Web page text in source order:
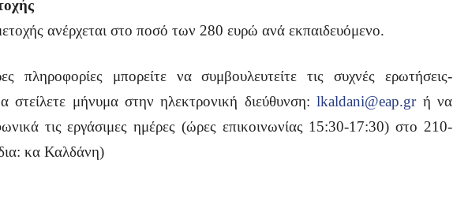
ανέρχεται στο ποσό των 280 ευρώ ανά εκπαιδευόμενο.
πληροφορίες μπορείτε να συμβουλευτείτε τις συχνές ερωτήσεις-
στείλετε μήνυμα στην ηλεκτρονική διεύθυνση: lkaldani@eap.grή να
τις εργάσιμες ημέρες (ώρες επικοινωνίας 15:30-17:30) στο 210-
κα Καλδάνη)